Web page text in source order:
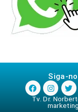
Siga-
Tv. Dr.